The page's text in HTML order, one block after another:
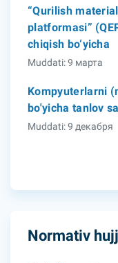
“Qurilish
platformasi”
chiqish bo‘yicha
Muddati: 9 марта
Kompyuterlarni
bo'yicha tanlov
Muddati: 9 декабря
Normativ